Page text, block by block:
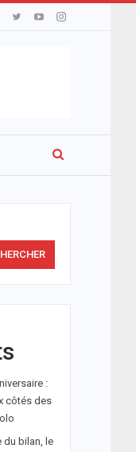
:
côtés des
du bilan, le